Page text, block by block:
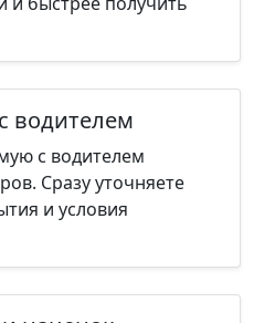
водителем
с водителем
Сразу уточняете
и условия